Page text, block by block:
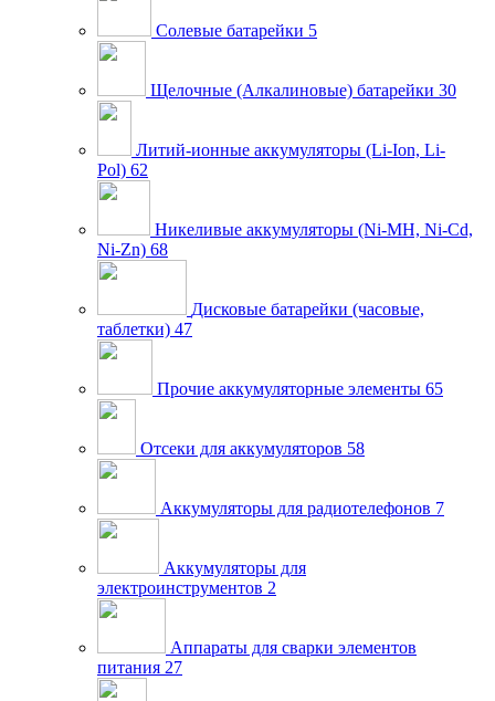
Солевые батарейки 5
Щелочные (Алкалиновые) батарейки 30
Литий-ионные аккумуляторы (Li-Ion, Li-
Pol) 62
Никеливые аккумуляторы (Ni-MH, Ni-Cd,
Ni-Zn) 68
Дисковые батарейки (часовые,
таблетки) 47
Прочие аккумуляторные элементы 65
Отсеки для аккумуляторов 58
Аккумуляторы для радиотелефонов 7
Аккумуляторы для
электроинструментов 2
Аппараты для сварки элементов
питания 27